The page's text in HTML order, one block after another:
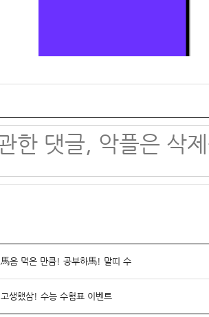
馬음 먹은 만큼! 공부하馬! 말띠 수
고생했삼! 수능 수험표 이벤트